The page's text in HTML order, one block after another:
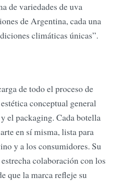
de variedades de uva
de Argentina, cada una
climáticas únicas”.
de todo el proceso de
conceptual general
el packaging. Cada botella
en sí misma, lista para
y a los consumidores. Su
colaboración con los
que la marca refleje su